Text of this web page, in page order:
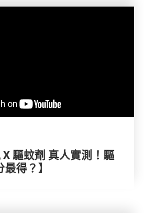
X 驅蚊劑 真人實測！驅
得？】